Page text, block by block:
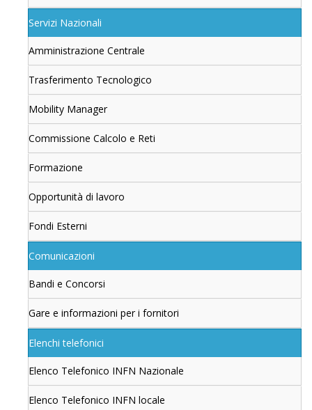
Servizi Nazionali
Amministrazione Centrale
Trasferimento Tecnologico
Mobility Manager
Commissione Calcolo e Reti
Formazione
Opportunità di lavoro
Fondi Esterni
Comunicazioni
Bandi e Concorsi
Gare e informazioni per i fornitori
Elenchi telefonici
Elenco Telefonico INFN Nazionale
Elenco Telefonico INFN locale